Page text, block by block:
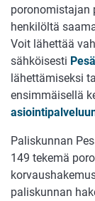
poronomistajan
henkilöltä
Voit lähettää
sähköisesti
lähettämiseksi
ensimmäisellä
Paliskunnan
149 tekemä
paliskunnan